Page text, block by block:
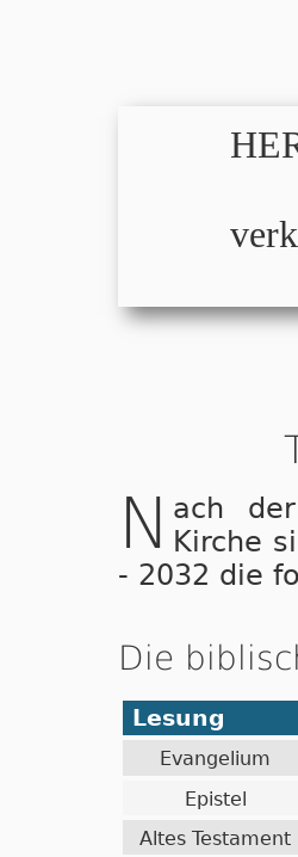
N ach
Kirche
- 2032 die
Die
Lesung
Evangelium
Epistel
Altes Testament